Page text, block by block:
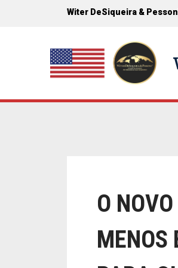
Witer DeSiqueira &
O
MENOS